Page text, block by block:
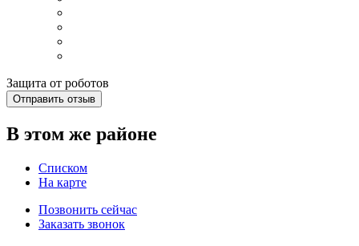
Защита от роботов
Отправить отзыв
В этом же районе
Списком
На карте
Позвонить сейчас
Заказать звонок